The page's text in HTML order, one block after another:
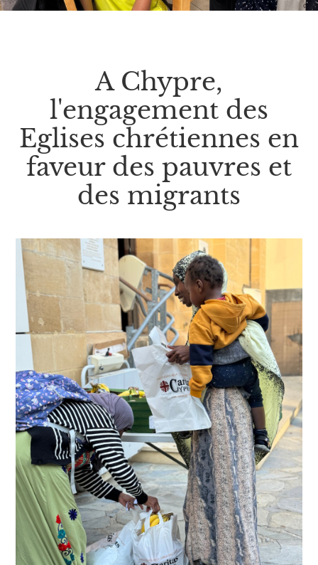
A Chypre,
l'engagement des
Eglises chrétiennes en
faveur des pauvres et
des migrants